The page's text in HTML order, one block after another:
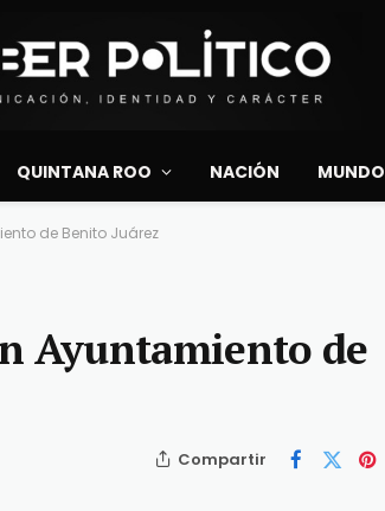
QUINTANA ROO NACIÓN MUNDO
de Benito Juárez
Ayuntamiento de
Compartir